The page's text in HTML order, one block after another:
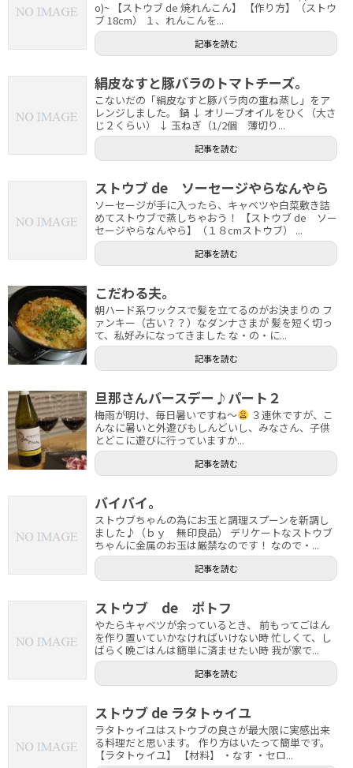
o)~ 【ストウブ de 焼れんこん】 【作り方】（ストウ
ブ 18cm） １、れんこんを...
記事を読む
絹皮なすと豚バラのトマトチーズ。
こないだの「絹皮なすと豚バラ肉の重ね蒸し」をア
レンジしました。 鍋 ↓ オリーブオイルをひく（大さ
じ２くらい） ↓ 玉ねぎ（1/2個 薄切り...
記事を読む
ストウブ de ソーセージやらなんやら
ソーセージが手に入ったら、キャベツや白菜敷き詰
めてストウブで蒸しちゃおう！ 【ストウブ de ソー
セージやらなんやら】（１８cmストウブ） ...
記事を読む
こだわる夫。
朝ハード系ワックスで髪を立てるのがお決まりの フ
ァンキー（古い？？）なダンナさまが 髪を短く切っ
て、私好みになってきました な・の・に...
記事を読む
旦那さんバースデー♪パート２
梅雨が明け、毎日暑いですね～
３連休ですが、こ
んなに暑いと外遊びもしんどいし、みなさん、子供
とどこに遊びに行っていますか...
記事を読む
バイバイ。
ストウブちゃんの為にお玉と調理スプーンを新調し
ました♪（ｂｙ 無印良品） デリケートなストウブ
ちゃんに金属のお玉は厳禁なのです！ なので・...
記事を読む
ストウブ de ポトフ
やたらキャベツが余っているとき、 前もってごはん
を作り置いていかなければいけない時 忙しくて、し
ばらく晩ごはんは簡単に済ませたい時 我が家で...
記事を読む
ストウブ de ラタトゥイユ
ラタトゥイユはストウブの良さが最大限に実感出来
る料理だと思います。 作り方はいたって簡単です。
【ラタトゥイユ】 【材料】 ・なす ・セロ...